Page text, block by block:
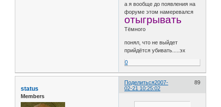
а я вообще до появления на
форуме этом намеревался
отыгрывать
Тёмного
понял, что не выйдет
прийдётся убивать.....эх
0
Поделиться 89
2007-
02-21 10:25:02
status
Members